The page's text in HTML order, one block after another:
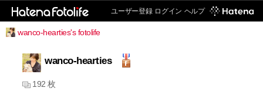
ユーザー登録 ログイン ヘルプ
wanco-hearties's fotolife
wanco-hearties
192 枚